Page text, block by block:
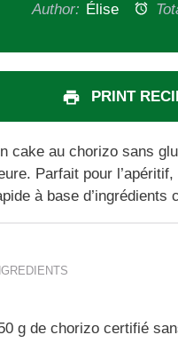
Author: Élise
PRINT
cake au chorizo sans
Parfait pour
à base d’ingrédients
g de chorizo certifié